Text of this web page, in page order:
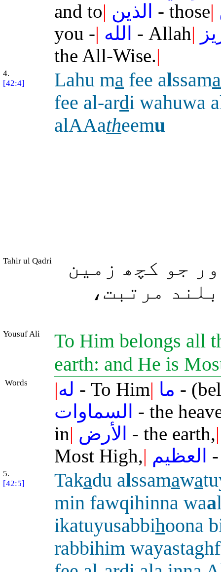
and to| الذين - those|
you -| الله - Allah|
the All-Wise.|
4.
[42:4]
Lahu ma fee alssama
fee al-ardi wahuwa
alAAatheemu
Tahir ul Qadri
جو کچھ زمین
مرتبت،
Yousuf Ali
To Him belongs all
earth: and He is
Words |له - To Him| ما -
السماوات - the
in| الأرض - the earth,|
Most High,| العظيم
5.
[42:5]
Takadu alssamawa
min fawqihinna waa
ikatuyusabbihoona
rabbihim